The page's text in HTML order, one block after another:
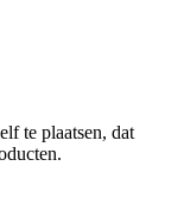
te plaatsen, dat